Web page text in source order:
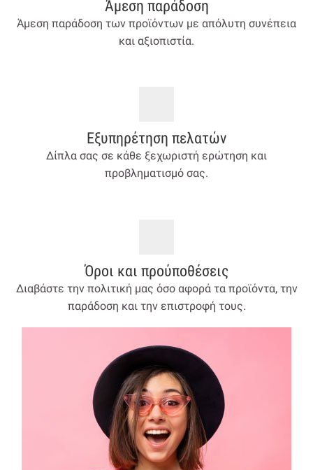
Άμεση παράδοση
Άμεση παράδοση των προϊόντων με απόλυτη συνέπεια
και αξιοπιστία.
Εξυπηρέτηση πελατών
Δίπλα σας σε κάθε ξεχωριστή ερώτηση και
προβληματισμό σας.
Όροι και προύποθέσεις
Διαβάστε την πολιτική μας όσο αφορά τα προϊόντα, την
παράδοση και την επιστροφή τους.